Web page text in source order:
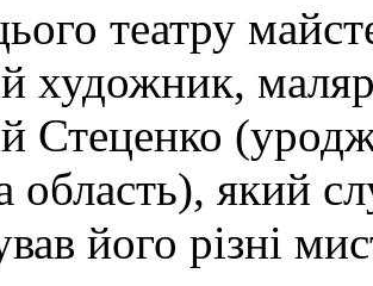
театру
художник,
Стеценко
область), який
його різні